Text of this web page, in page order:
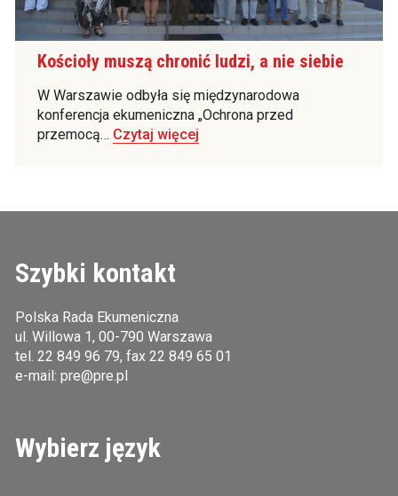
Kościoły muszą chronić ludzi, a nie siebie
W Warszawie odbyła się międzynarodowa
konferencja ekumeniczna „Ochrona przed
przemocą… Czytaj więcej
Szybki kontakt
Polska Rada Ekumeniczna
ul. Willowa 1, 00-790 Warszawa
tel. 22 849 96 79, fax 22 849 65 01
e-mail: pre@pre.pl
Wybierz język